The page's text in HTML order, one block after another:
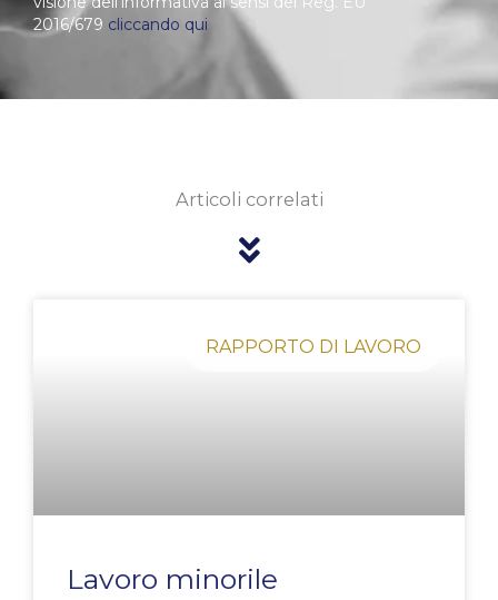
2016/679 cliccando qui
Articoli correlati
RAPPORTO DI LAVORO
Lavoro minorile